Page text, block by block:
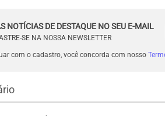
NOTÍCIAS DE DESTAQUE NO SEU E-MAIL
SE NA NOSSA NEWSLETTER
com o cadastro, você concorda com nosso